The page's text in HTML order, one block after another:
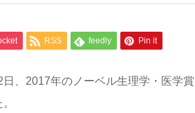
RSS feedly Pin it
、2017年のノーベル生理学・医学